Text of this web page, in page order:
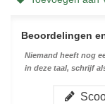
Beoordelingen
Niemand heeft nog
in deze taal, schrijf